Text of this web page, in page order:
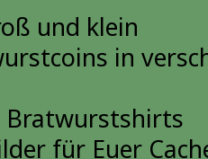
und klein
in
Bratwurstshirts
für Euer